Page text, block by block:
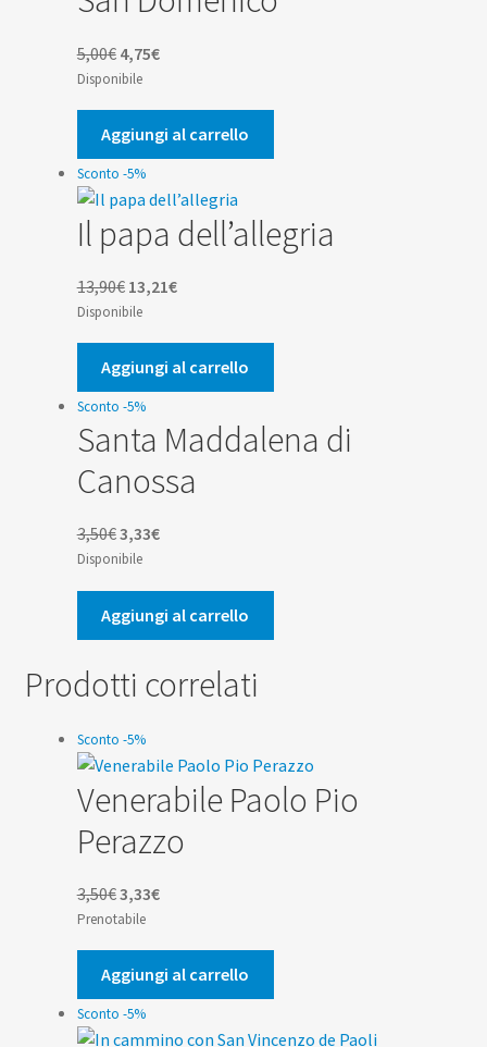
5,00€ Il
prezzo
originale
era:
5,00€.
4,75€Il
attuale
è:
4,75€.
Disponibile
Aggiungi al carrello
Sconto -5%
Il papa dell’allegria
13,90€ Il
prezzo
originale
era:
13,90€.
13,21€Il
attuale
è:
13,21€.
Disponibile
Aggiungi al carrello
Sconto -5%
Santa Maddalena di
Canossa
3,50€Il
prezzo
originale
era:
3,50€.
3,33€Il
attuale
è:
3,33€.
Disponibile
Aggiungi al carrello
Prodotti correlati
Sconto -5%
Venerabile Paolo Pio
Perazzo
3,50€ Il
prezzo
originale
era:
3,50€.
3,33€Il
attuale
è:
3,33€.
Prenotabile
Aggiungi al carrello
Sconto -5%